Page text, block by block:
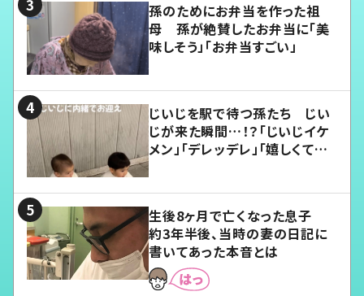
孫のためにお弁当を作った祖
母 孫が絶賛したお弁当に「美
味しそう」「お弁当すごい」
じいじを駅で待つ孫たち じい
じが来た瞬間…！？「じいじイケ
メン」「デレッデレ」「嬉しくて可
生後8ヶ月で亡くなった息子
約3年半後、当時の妻の日記に
書いてあった本音とは